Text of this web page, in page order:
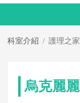
科室介紹 護理之家
烏克麗麗